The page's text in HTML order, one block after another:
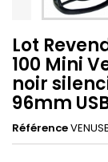
Lot
100 Mini
noir
96mm
Référence